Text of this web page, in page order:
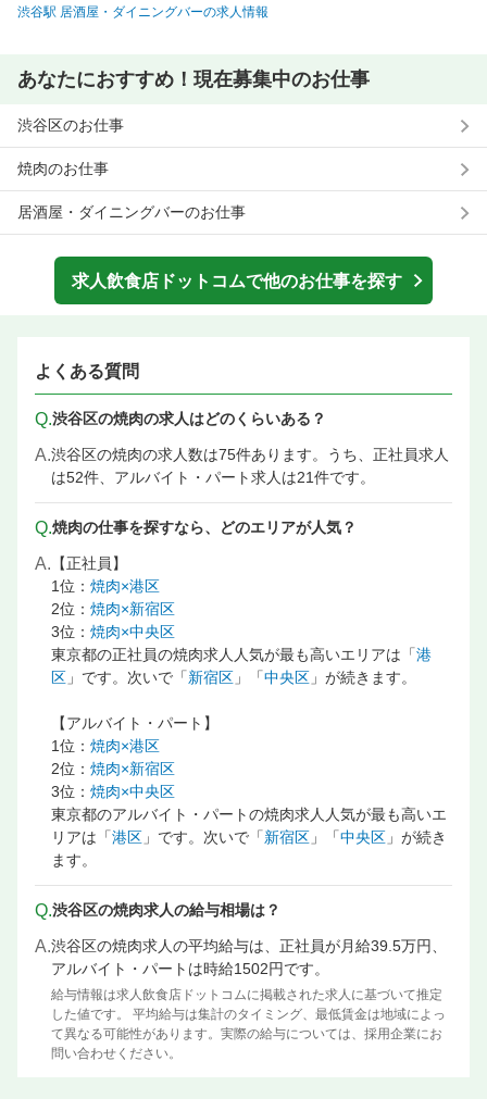
渋谷駅 居酒屋・ダイニングバーの求人情報
あなたにおすすめ！現在募集中のお仕事
渋谷区のお仕事
焼肉のお仕事
居酒屋・ダイニングバーのお仕事
求人飲食店ドットコムで他のお仕事を探す
よくある質問
Q.渋谷区の焼肉の求人はどのくらいある？
A.渋谷区の焼肉の求人数は75件あります。うち、正社員求人
は52件、アルバイト・パート求人は21件です。
Q.焼肉の仕事を探すなら、どのエリアが人気？
A. 【正社員】
1位： 焼肉×港区
2位： 焼肉×新宿区
3位： 焼肉×中央区
東京都の正社員の焼肉求人人気が最も高いエリアは「港
区 」です。次いで「新宿区 」「中央区 」が続きます。
【アルバイト・パート】
1位： 焼肉×港区
2位： 焼肉×新宿区
3位： 焼肉×中央区
東京都のアルバイト・パートの焼肉求人人気が最も高いエ
リアは「港区 」です。次いで「新宿区 」「中央区 」が続き
ます。
Q.渋谷区の焼肉求人の給与相場は？
A.渋谷区の焼肉求人の平均給与は、正社員が月給39.5万円、
アルバイト・パートは時給1502円です。
給与情報は求人飲食店ドットコムに掲載された求人に基づいて推定
した値です。 平均給与は集計のタイミング、最低賃金は地域によっ
て異なる可能性があります。実際の給与については、採用企業にお
問い合わせください。